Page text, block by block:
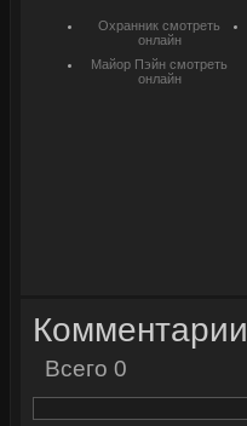
Охранник смотреть
онлайн
Майор Пэйн смотреть
онлайн
Комментарии
Всего 0